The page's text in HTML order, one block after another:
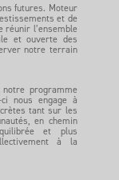
futures. Moteur
et de
réunir l’ensemble
et ouverte des
notre terrain
programme
nous engage à
tant sur les
en chemin
et plus
à la